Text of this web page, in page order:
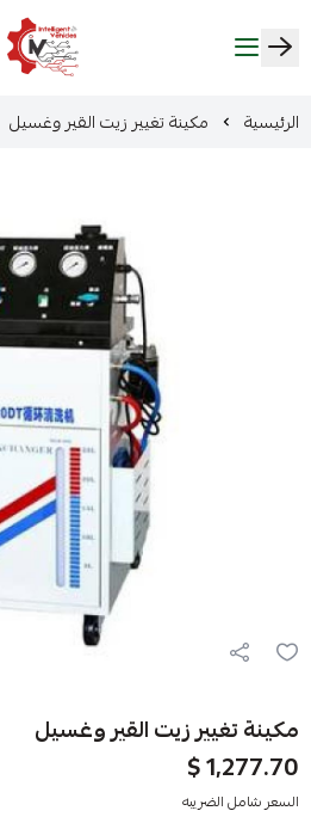
ذكاء المركبات Intelligent Vehicles
الرئيسية مكينة تغيير زيت القير وغسيل
مكينة تغيير زيت القير وغسيل
1,277.70 $
السعر شامل الضريبه